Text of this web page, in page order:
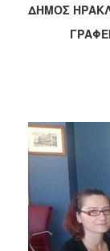
2019
2018
2013
2012
2011
2010
2006
ΔΗΜΟΣ